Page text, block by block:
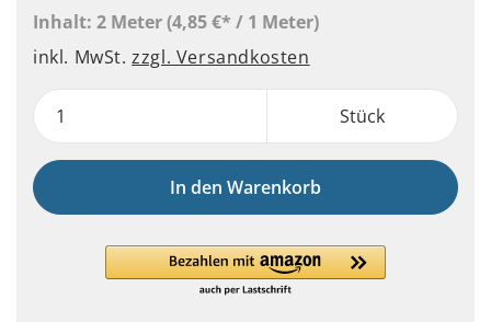
Inhalt: 2 Meter(4,85 €* / 1 Meter)
inkl. MwSt.zzgl. Versandkosten
Stück
In den Warenkorb